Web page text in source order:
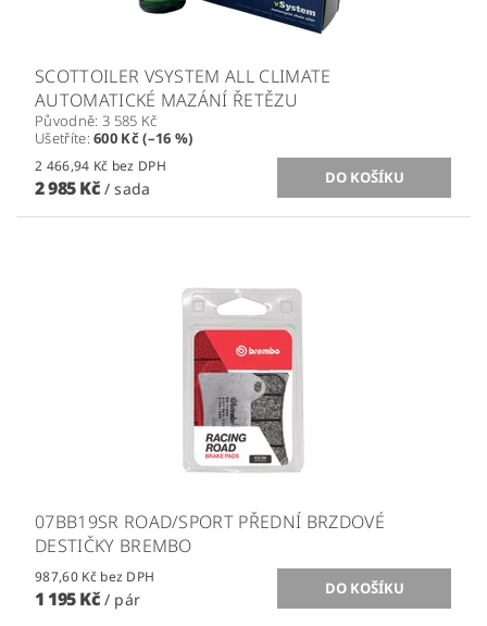
SCOTTOILER VSYSTEM ALL CLIMATE
AUTOMATICKÉ MAZÁNÍ ŘETĚZU
Původně: 3 585 Kč
Ušetříte:600 Kč (–16 %)
2 466,94 Kč bez DPH
2 985 Kč / sada
07BB19SR ROAD/SPORT PŘEDNÍ BRZDOVÉ
DESTIČKY BREMBO
987,60 Kč bez DPH
1 195 Kč / pár